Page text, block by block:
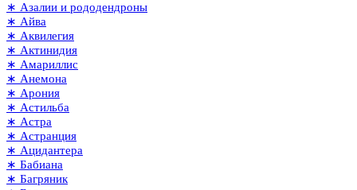
∗ Азалии и рододендроны
∗ Айва
∗ Аквилегия
∗ Актинидия
∗ Амариллис
∗ Анемона
∗ Арония
∗ Астильба
∗ Астра
∗ Астранция
∗ Ацидантера
∗ Бабиана
∗ Багряник